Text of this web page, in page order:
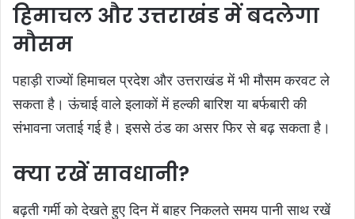
हिमाचल और उत्तराखंड में बदलेगा
मौसम
पहाड़ी राज्यों हिमाचल प्रदेश और उत्तराखंड में भी मौसम करवट ले
सकता है। ऊंचाई वाले इलाकों में हल्की बारिश या बर्फबारी की
संभावना जताई गई है। इससे ठंड का असर फिर से बढ़ सकता है।
क्या रखें सावधानी?
बढ़ती गर्मी को देखते हुए दिन में बाहर निकलते समय पानी साथ रखें